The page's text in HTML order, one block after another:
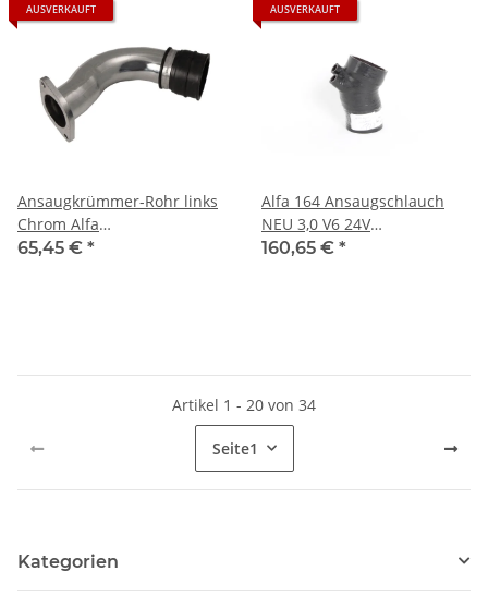
AUSVERKAUFT
Ansaugkrümmer-Rohr links
Chrom Alfa
155+164+166+Spider
65,45 € *
AUSVERKAUFT
Alfa 164 Ansaugschlauch
NEU 3,0 V6 24V
(Reproduktion)
160,65 € *
Artikel 1 - 20 von 34
Seite1
Kategorien